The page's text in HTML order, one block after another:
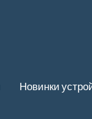
Новинки